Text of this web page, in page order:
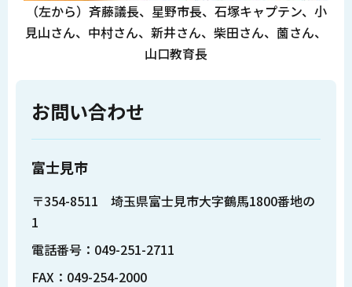
（左から）斉藤議長、星野市長、石塚キャプテン、小
見山さん、中村さん、新井さん、柴田さん、薗さん、
山口教育長
お問い合わせ
富士見市
〒354-8511 埼玉県富士見市大字鶴馬1800番地の
1
電話番号：049-251-2711
FAX：049-254-2000